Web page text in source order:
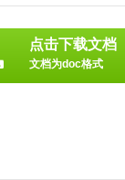
点击下载文档
文档为doc格式